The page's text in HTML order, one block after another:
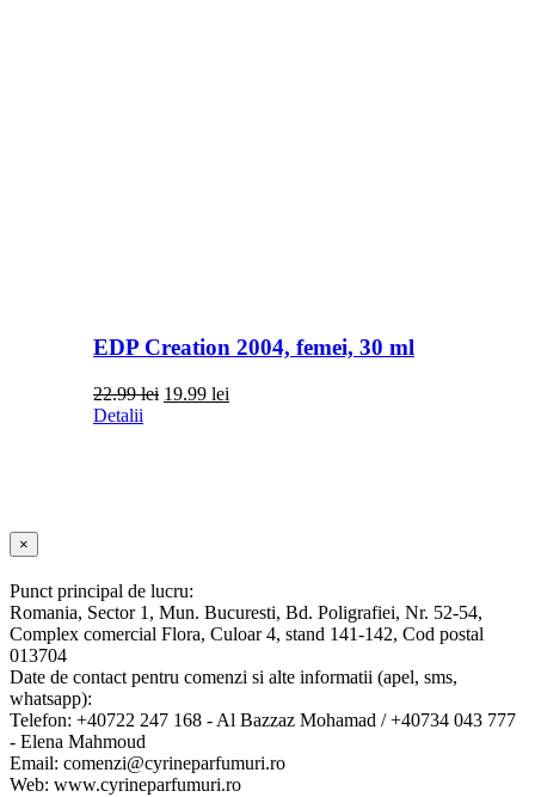
EDP Creation 2004, femei, 30 ml
22.99lei Prețul
19.99 leiPrețul
Detalii
Close
product
view
×
Punct principal de lucru:
Romania, Sector 1, Mun. Bucuresti, Bd. Poligrafiei, Nr. 52-54,
Complex comercial Flora, Culoar 4, stand 141-142, Cod postal
013704
Date de contact pentru comenzi si alte informatii (apel, sms,
whatsapp):
Telefon: +40722 247 168 - Al Bazzaz Mohamad / +40734 043 777
- Elena Mahmoud
Email: comenzi@cyrineparfumuri.ro
Web: www.cyrineparfumuri.ro